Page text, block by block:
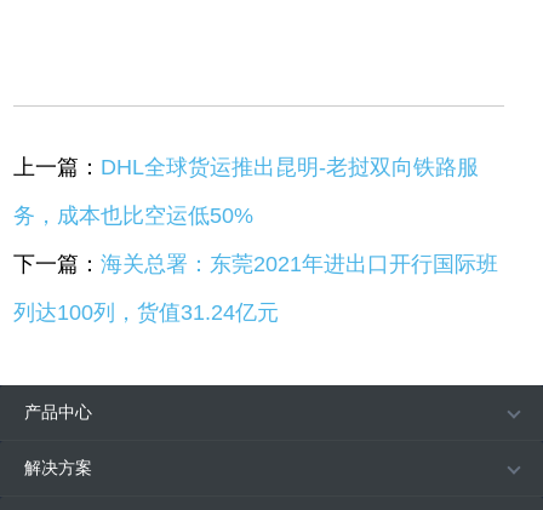
上一篇： DHL全球货运推出昆明-老挝双向铁路服
务，成本也比空运低50%
下一篇：海关总署：东莞2021年进出口开行国际班
列达100列，货值31.24亿元
产品中心
解决方案